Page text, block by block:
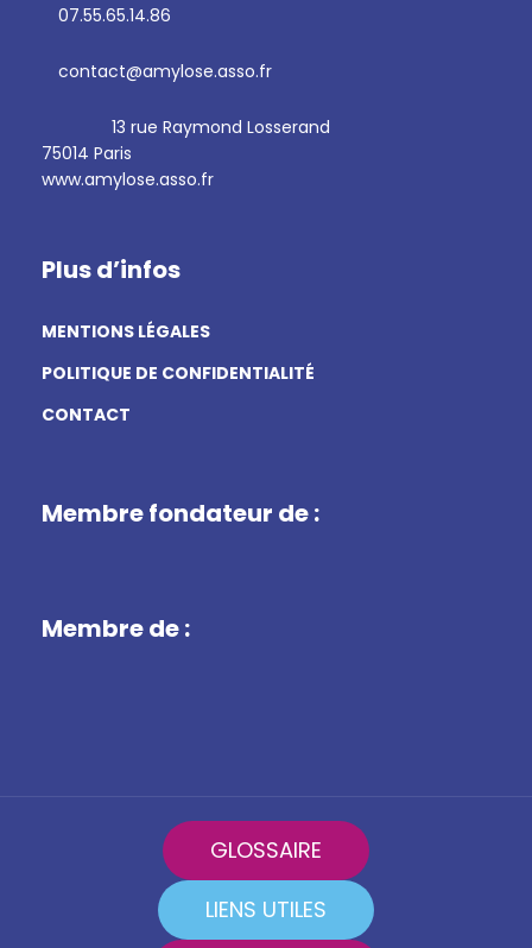
07.55.65.14.86
contact@amylose.asso.fr
13 rue Raymond Losserand
75014 Paris
www.amylose.asso.fr
Plus d’infos
MENTIONS LÉGALES
POLITIQUE DE CONFIDENTIALITÉ
CONTACT
Membre fondateur de :
Membre de :
GLOSSAIRE
LIENS UTILES